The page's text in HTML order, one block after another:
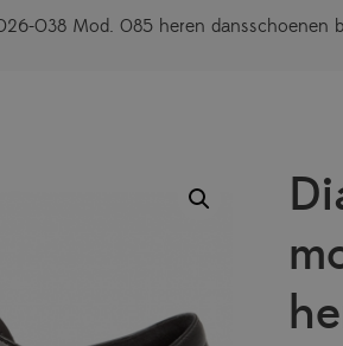
038 Mod. 085 heren